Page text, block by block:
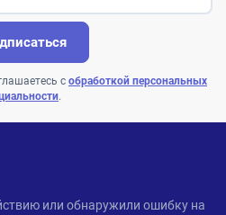
с обработкой персональных
.
или обнаружили ошибку на